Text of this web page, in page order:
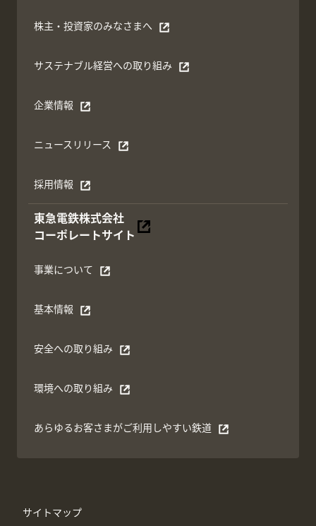
株主・投資家のみなさまへ
別ウィンドウで開く
サステナブル経営への取り組み
別ウィンドウで開く
企業情報
別ウィンドウで開く
ニュースリリース
別ウィンドウで開く
採用情報
別ウィンドウで開く
東急電鉄株式会社
コーポレートサイト
別ウィンドウで開く
事業について
別ウィンドウで開く
基本情報
別ウィンドウで開く
安全への取り組み
別ウィンドウで開く
環境への取り組み
別ウィンドウで開く
あらゆるお客さまがご利⽤しやすい鉄道
別ウィンドウで開く
サイトマップ